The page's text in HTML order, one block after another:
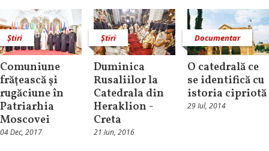
Știri
Comuniune
frăţească şi
rugăciune în
Patriarhia
Moscovei
04 Dec, 2017
Știri
Duminica
Rusaliilor la
Catedrala din
Heraklion -
Creta
21 Iun, 2016
Documentar
O catedrală ce
se identifică cu
istoria cipriotă
29 Iul, 2014